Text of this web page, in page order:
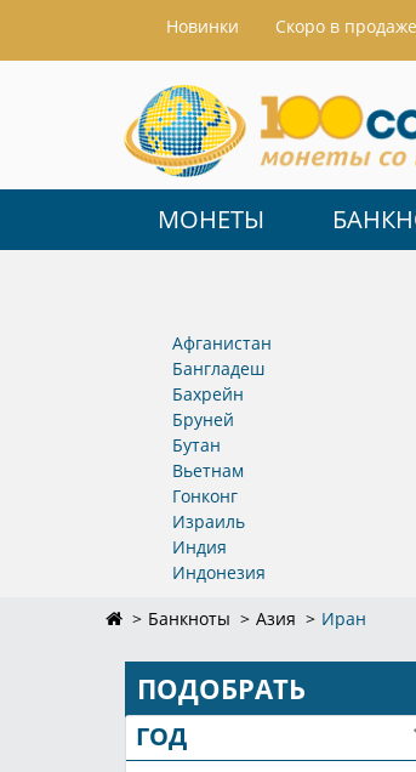
Hовинки Скоро в продаже
МОНЕТЫ
Афганистан
Бангладеш
Бахрейн
Бруней
Бутан
Вьетнам
Гонконг
Израиль
Индия
Индонезия
Банкноты Азия Иран
ПОДОБРАТЬ
ГОД